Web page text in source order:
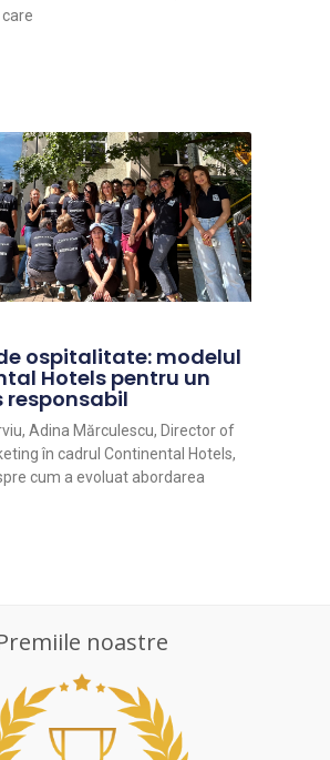
ospitalitate: modelul
Hotels pentru un
responsabil
Adina Mărculescu, Director of
în cadrul Continental Hotels,
cum a evoluat abordarea
noastre